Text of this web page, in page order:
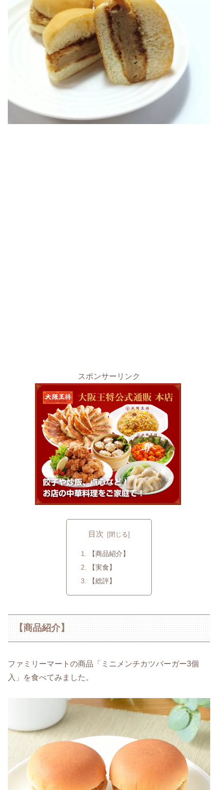
スポンサーリンク
目次
【商品紹介】
【実食】
【総評】
【商品紹介】
ファミリーマートの商品「ミニメンチカツバーガー3個
入」を食べてみました。